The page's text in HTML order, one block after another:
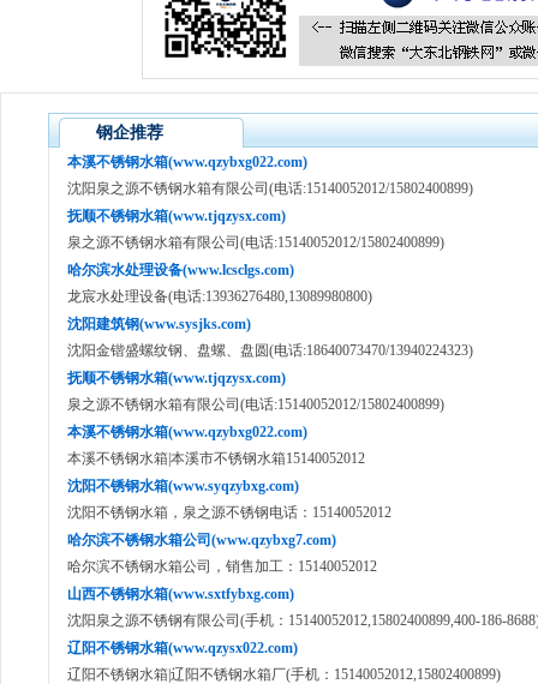
钢企推荐
本溪不锈钢水箱(www.qzybxg022.com)
沈阳泉之源不锈钢水箱有限公司(电话:15140052012/15802400899)
抚顺不锈钢水箱(www.tjqzysx.com)
泉之源不锈钢水箱有限公司(电话:15140052012/15802400899)
哈尔滨水处理设备(www.lcsclgs.com)
龙宸水处理设备(电话:13936276480,13089980800)
沈阳建筑钢(www.sysjks.com)
沈阳金锴盛螺纹钢、盘螺、盘圆(电话:18640073470/13940224323)
抚顺不锈钢水箱(www.tjqzysx.com)
泉之源不锈钢水箱有限公司(电话:15140052012/15802400899)
本溪不锈钢水箱(www.qzybxg022.com)
本溪不锈钢水箱|本溪市不锈钢水箱15140052012
沈阳不锈钢水箱(www.syqzybxg.com)
沈阳不锈钢水箱，泉之源不锈钢电话：15140052012
哈尔滨不锈钢水箱公司(www.qzybxg7.com)
哈尔滨不锈钢水箱公司，销售加工：15140052012
山西不锈钢水箱(www.sxtfybxg.com)
沈阳泉之源不锈钢有限公司(手机：15140052012,15802400899,400-186-
辽阳不锈钢水箱(www.qzysx022.com)
辽阳不锈钢水箱|辽阳不锈钢水箱厂(手机：15140052012,15802400899)